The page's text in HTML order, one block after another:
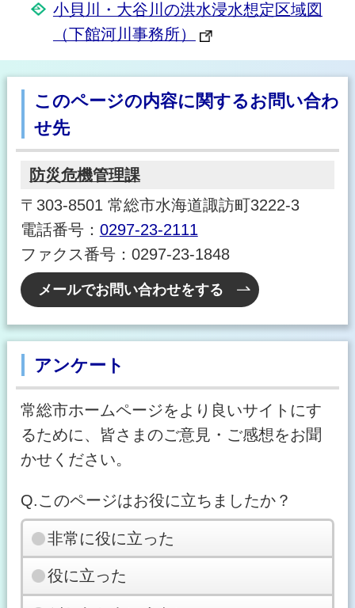
小貝川・大谷川の洪水浸水想定区域図
（下館河川事務所）
このページの内容に関するお問い合わ
せ先
防災危機管理課
〒303-8501 常総市水海道諏訪町3222-3
電話番号： 0297-23-2111
ファクス番号：0297-23-1848
メールでお問い合わせをする
アンケート
常総市ホームページをより良いサイトにす
るために、皆さまのご意見・ご感想をお聞
かせください。
Q.このページはお役に立ちましたか？
非常に役に立った
役に立った